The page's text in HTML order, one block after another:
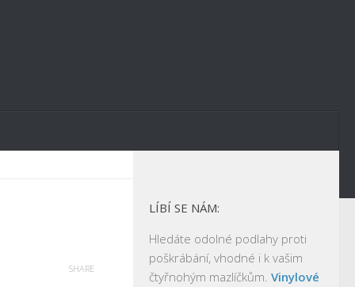
SHARE
LÍBÍ SE NÁM:
Hledáte odolné podlahy proti
poškrábání, vhodné i k vašim
čtyřnohým mazlíčkům. Vinylové